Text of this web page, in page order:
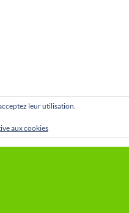
leur utilisation.
aux cookies